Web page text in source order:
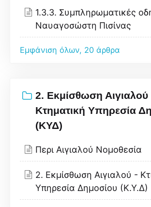
1.3.3. Συμπληρωματικές
Ναυαγοσώστη Πισίνας
Εμφάνιση όλων, 20 άρθρα
2. Εκμίσθωση Αιγιαλού
Κτηματική Υπηρεσία
(ΚΥΔ)
Περι Αιγιαλού Νομοθεσία
2. Εκμίσθωση Αιγιαλού -
Υπηρεσία Δημοσίου (Κ.Υ.Δ)